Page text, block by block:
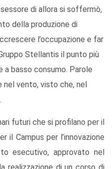
di allora si soffermò,
della produzione di
l’occupazione e far
Stellantis il punto più
a basso consumo. Parole
vento, visto che, nel
futuri che si profilano per il
Campus per l’innovazione
esecutivo, approvato nel